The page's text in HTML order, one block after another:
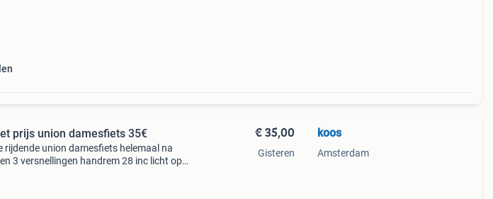
prijs union damesfiets 35€
rijdende union damesfiets helemaal na
3 versnellingen handrem 28 inc licht op
€ 35,00
Gisteren
koos
Amsterdam